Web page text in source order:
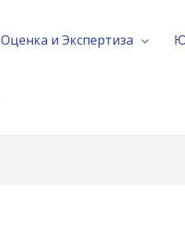
Оценка и Экспертиза